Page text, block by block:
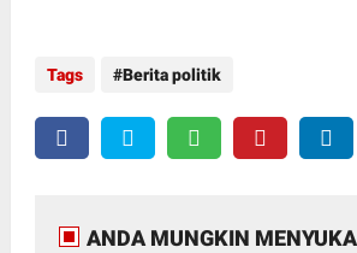
Tags Berita politik
ANDA MUNGKIN